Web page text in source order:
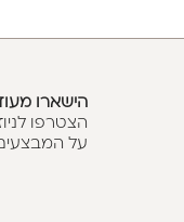
הישארו
הצטרפו
על